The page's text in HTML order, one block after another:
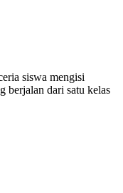
siswa mengisi
berjalan dari satu kelas